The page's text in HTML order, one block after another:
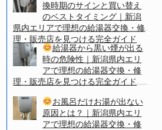
換時期のサインと買い替え
のベストタイミング｜新潟
県内エリアで理想の給湯器交換・修
理・販売店を見つける完全ガイド
給湯器から黒い煙が出る
時の危険性｜新潟県内エリ
アで理想の給湯器交換・修
理・販売店を見つける完全ガイド
お風呂だけお湯が出ない
原因とは？｜新潟県内エリ
アで理想の給湯器交換・修